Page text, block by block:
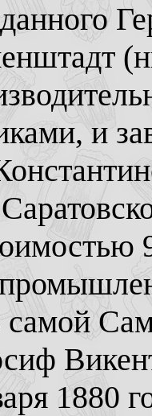
и
самой
1880